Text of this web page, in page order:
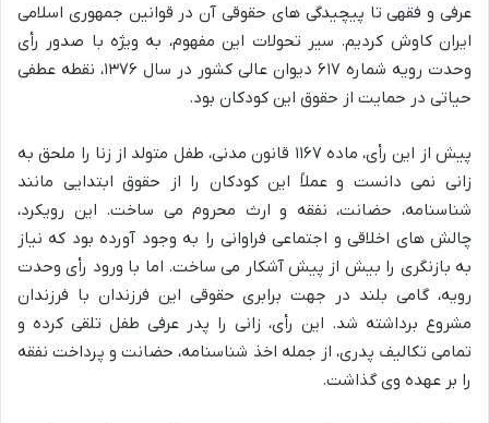
عرفی و فقهی تا پیچیدگی های حقوقی آن در قوانین جمهوری اسلامی
ایران کاوش کردیم. سیر تحولات این مفهوم، به ویژه با صدور رأی
وحدت رویه شماره ۶۱۷ دیوان عالی کشور در سال ۱۳۷۶، نقطه عطفی
حیاتی در حمایت از حقوق این کودکان بود.
پیش از این رأی، ماده ۱۱۶۷ قانون مدنی، طفل متولد از زنا را ملحق به
زانی نمی دانست و عملاً این کودکان را از حقوق ابتدایی مانند
شناسنامه، حضانت، نفقه و ارث محروم می ساخت. این رویکرد،
چالش های اخلاقی و اجتماعی فراوانی را به وجود آورده بود که نیاز
به بازنگری را بیش از پیش آشکار می ساخت. اما با ورود رأی وحدت
رویه، گامی بلند در جهت برابری حقوقی این فرزندان با فرزندان
مشروع برداشته شد. این رأی، زانی را پدر عرفی طفل تلقی کرده و
تمامی تکالیف پدری، از جمله اخذ شناسنامه، حضانت و پرداخت نفقه
را بر عهده وی گذاشت.